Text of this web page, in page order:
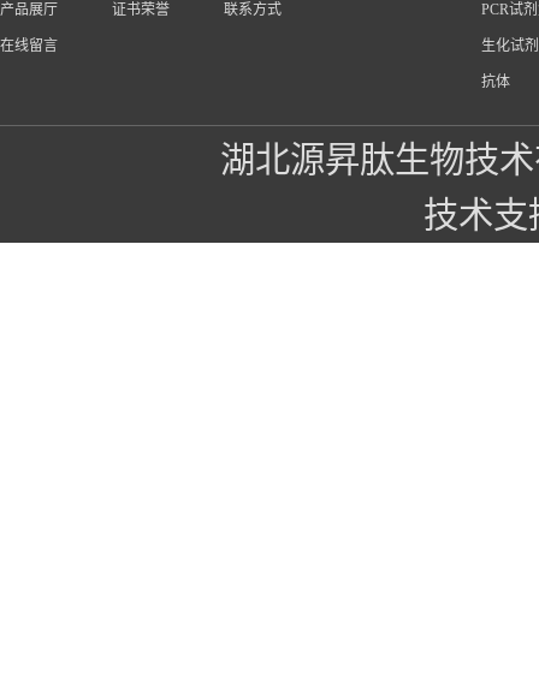
产品展厅 证书荣誉 联系方式
在线留言
PCR试
生化试
抗体
湖北源昇肽生物技
技术